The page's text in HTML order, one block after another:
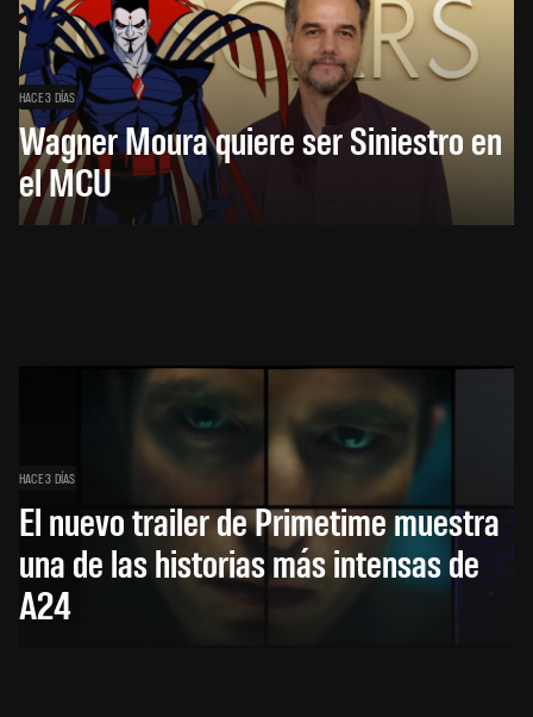
HACE 3 DÍAS
Wagner Moura quiere ser Siniestro en
el MCU
HACE 3 DÍAS
El nuevo trailer de Primetime muestra
una de las historias más intensas de
A24